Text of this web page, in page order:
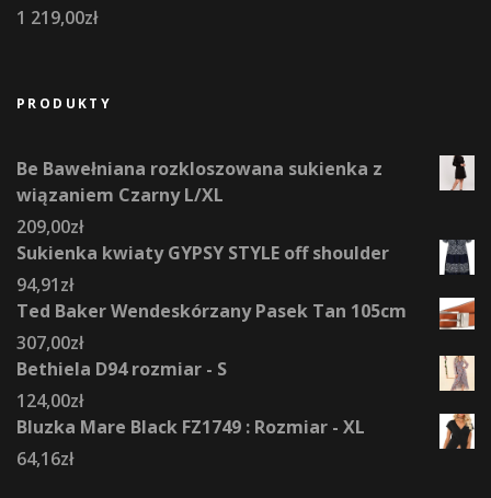
1 219,00zł
PRODUKTY
Be Bawełniana rozkloszowana sukienka z
wiązaniem Czarny L/XL
209,00zł
Sukienka kwiaty GYPSY STYLE off shoulder
94,91zł
Ted Baker Wendeskórzany Pasek Tan 105cm
307,00zł
Bethiela D94 rozmiar - S
124,00zł
Bluzka Mare Black FZ1749 : Rozmiar - XL
64,16zł